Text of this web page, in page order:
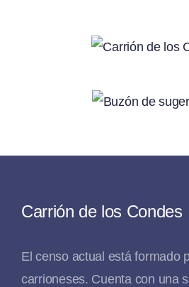
Carrión de los Condes
El censo actual está formado
carrioneses. Cuenta con una